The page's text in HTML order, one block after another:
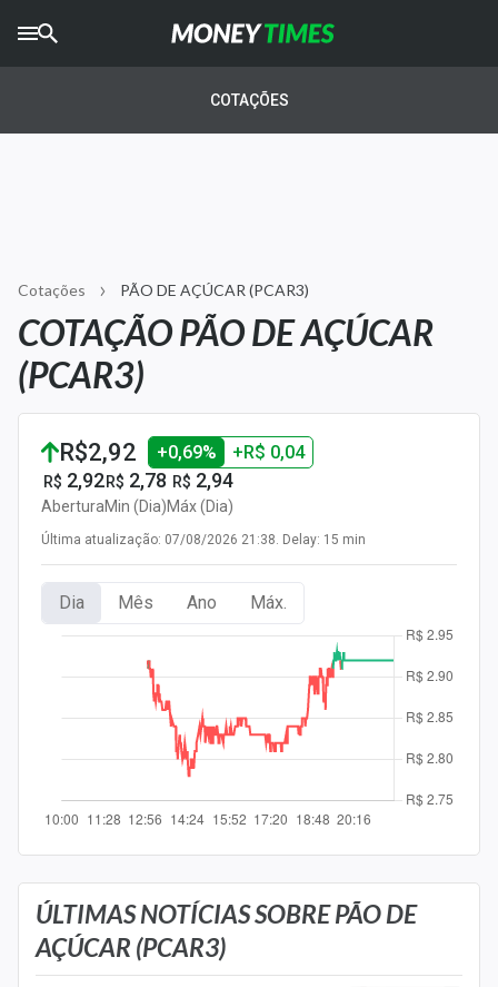
AGROTIMES
Newsletters
Money Trader
Últimas Notícias
Newsletters
Cotações
Comprar ou vender?
Carteiras Recomendadas
Central de Dividendos
Central de Fundos Imobiliários
Central dos IPOs
Renda Fixa
Finanças Pessoais
Mercados
COTAÇÕES
Cotações PÃO DE AÇÚCAR (PCAR3)
COTAÇÃO PÃO DE AÇÚCAR
(PCAR3)
R$2,92 +0,69% +R$ 0,04
R$ 2,92
Abertura
R$ 2,78
Min (Dia)
R$ 2,94
Máx (Dia)
Última atualização: 07/08/2026 21:38. Delay: 15 min
Dia Mês Ano Máx.
ÚLTIMAS NOTÍCIAS SOBRE PÃO DE
AÇÚCAR (PCAR3)